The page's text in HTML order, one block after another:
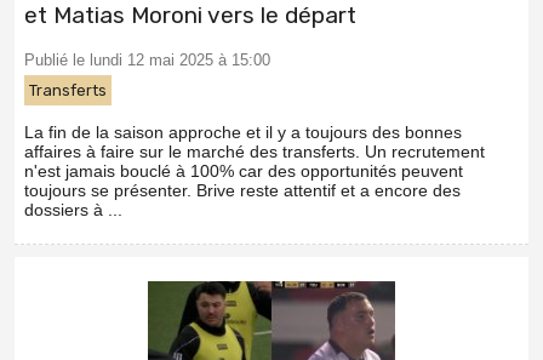
et Matias Moroni vers le départ
Publié le lundi 12 mai 2025 à 15:00
Transferts
La fin de la saison approche et il y a toujours des bonnes
affaires à faire sur le marché des transferts. Un recrutement
n'est jamais bouclé à 100% car des opportunités peuvent
toujours se présenter. Brive reste attentif et a encore des
dossiers à ...